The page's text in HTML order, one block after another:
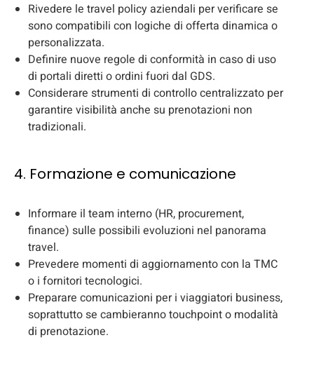
Rivedere le travel policy aziendali per verificare se
sono compatibili con logiche di offerta dinamica o
personalizzata.
Definire nuove regole di conformità in caso di uso
di portali diretti o ordini fuori dal GDS.
Considerare strumenti di controllo centralizzato per
garantire visibilità anche su prenotazioni non
tradizionali.
4. Formazione e comunicazione
Informare il team interno (HR, procurement,
finance) sulle possibili evoluzioni nel panorama
travel.
Prevedere momenti di aggiornamento con la TMC
o i fornitori tecnologici.
Preparare comunicazioni per i viaggiatori business,
soprattutto se cambieranno touchpoint o modalità
di prenotazione.